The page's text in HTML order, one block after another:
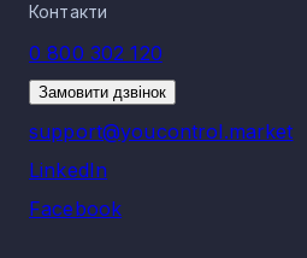
Контакти
0 800 302 120
Замовити дзвінок
support@youcontrol.market
LinkedIn
Facebook